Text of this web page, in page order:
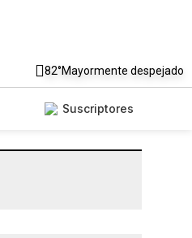
82°Mayormente despejado
Suscriptores